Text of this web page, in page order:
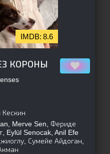
8.6
КОРОНЫ
Кескин
Merve Sen, Фериде
Eylül Senocak, Anil Efe
Сумейе Айдоган,